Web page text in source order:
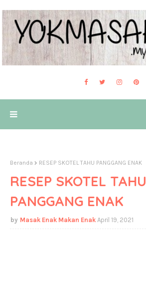
Beranda RESEP SKOTEL TAHU PANGGANG ENAK
RESEP SKOTEL TAHU
PANGGANG ENAK
Masak Enak Makan Enak April 19, 2021